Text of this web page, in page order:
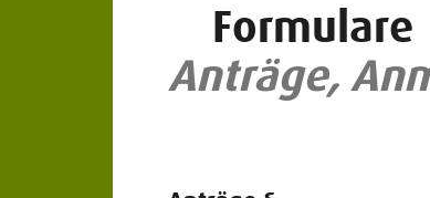
Formulare
Anträge,